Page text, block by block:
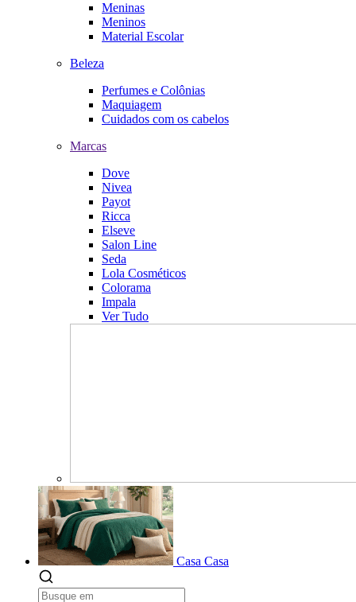
Meninas
Meninos
Material Escolar
Beleza
Perfumes e Colônias
Maquiagem
Cuidados com os cabelos
Marcas
Dove
Nivea
Payot
Ricca
Elseve
Salon Line
Seda
Lola Cosméticos
Colorama
Impala
Ver Tudo
Casa Casa